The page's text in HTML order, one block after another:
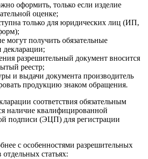
оформить, только если изделие
оценке;
только для юридических лиц (ИП,
могут получить обязательные
декларации;
разрешительный документ вносится
реестр;
и выдачи документа производитель
продукцию знаком обращения.
соответствия обязательным
наличие квалифицированной
подписи (ЭЦП) для регистрации
с особенностями разрешительных
статьях: